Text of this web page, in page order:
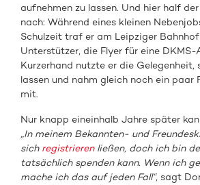
aufnehmen zu lassen. Und hier half
nach: Während eines kleinen
Schulzeit traf er am Leipziger
Unterstützer, die Flyer für eine
Kurzerhand nutzte er die Gelegenheit,
lassen und nahm gleich noch ein paar
mit.
Nur knapp eineinhalb Jahre später
„In meinem Bekannten- und
sich registrierenließen, doch ich bin
tatsächlich spenden kann. Wenn ich
mache ich das auf jeden Fall“, sagt